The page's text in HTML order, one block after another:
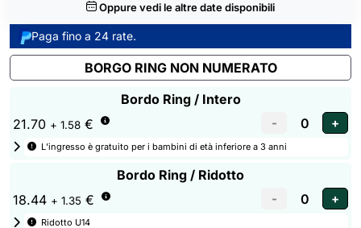
Oppure vedi le altre date disponibili
Paga fino a 24 rate.
BORGO RING NON NUMERATO
Bordo Ring / Intero
21.70 + 1.58 €
L’ingresso è gratuito per i bambini di età inferiore a 3 anni
Bordo Ring / Ridotto
18.44 + 1.35 €
Ridotto U14